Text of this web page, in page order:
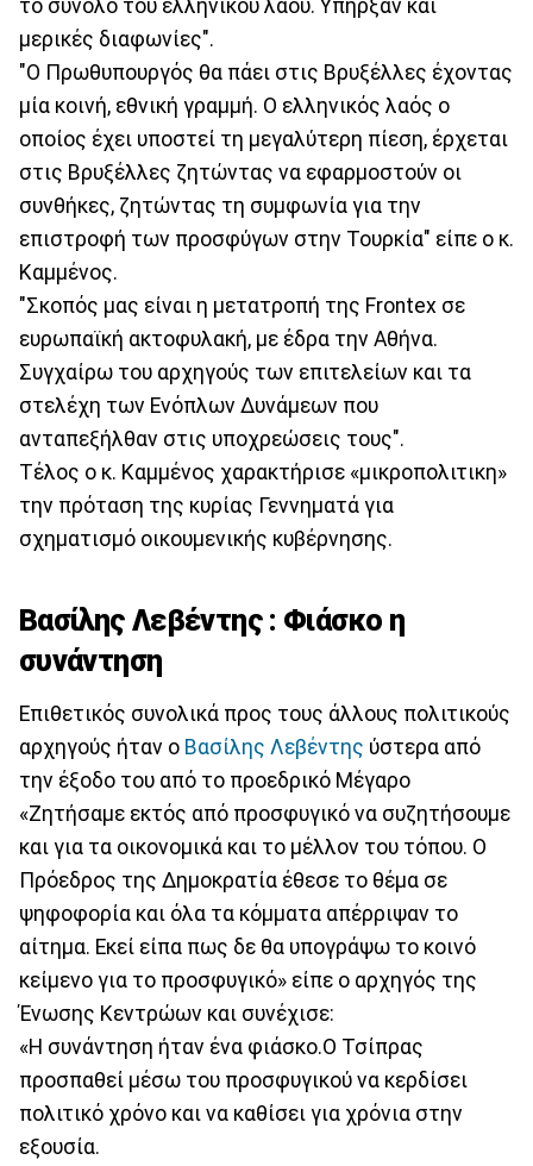
το σύνολο του ελληνικού λαού. Υπήρξαν και
μερικές διαφωνίες".
"Ο Πρωθυπουργός θα πάει στις Βρυξέλλες έχοντας
μία κοινή, εθνική γραμμή. Ο ελληνικός λαός ο
οποίος έχει υποστεί τη μεγαλύτερη πίεση, έρχεται
στις Βρυξέλλες ζητώντας να εφαρμοστούν οι
συνθήκες, ζητώντας τη συμφωνία για την
επιστροφή των προσφύγων στην Τουρκία" είπε ο κ.
Καμμένος.
"Σκοπός μας είναι η μετατροπή της Frontex σε
ευρωπαϊκή ακτοφυλακή, με έδρα την Αθήνα.
Συγχαίρω του αρχηγούς των επιτελείων και τα
στελέχη των Ενόπλων Δυνάμεων που
ανταπεξήλθαν στις υποχρεώσεις τους".
Τέλος ο κ. Καμμένος χαρακτήρισε «μικροπολιτικη»
την πρόταση της κυρίας Γεννηματά για
σχηματισμό οικουμενικής κυβέρνησης.
Βασίλης Λεβέντης : Φιάσκο η
συνάντηση
Επιθετικός συνολικά προς τους άλλους πολιτικούς
αρχηγούς ήταν ο Βασίλης Λεβέντης ύστερα από
την έξοδο του από το προεδρικό Μέγαρο
«Ζητήσαμε εκτός από προσφυγικό να συζητήσουμε
και για τα οικονομικά και το μέλλον του τόπου. Ο
Πρόεδρος της Δημοκρατία έθεσε το θέμα σε
ψηφοφορία και όλα τα κόμματα απέρριψαν το
αίτημα. Εκεί είπα πως δε θα υπογράψω το κοινό
κείμενο για το προσφυγικό» είπε ο αρχηγός της
Ένωσης Κεντρώων και συνέχισε:
«Η συνάντηση ήταν ένα φιάσκο.Ο Τσίπρας
προσπαθεί μέσω του προσφυγικού να κερδίσει
πολιτικό χρόνο και να καθίσει για χρόνια στην
εξουσία.